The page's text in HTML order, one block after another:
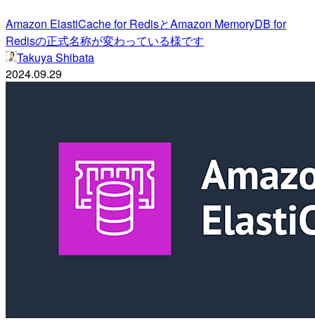
Amazon ElastiCache for RedisとAmazon MemoryDB for
Redisの正式名称が変わっている様です
Takuya Shibata
2024.09.29